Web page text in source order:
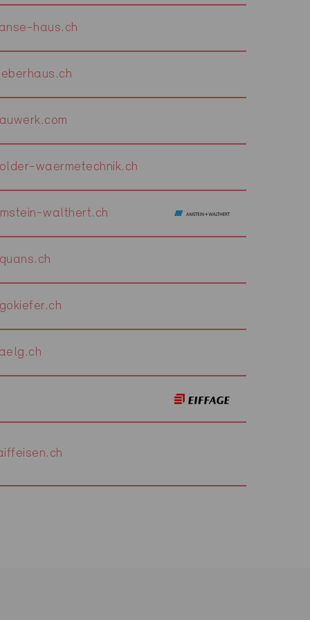
haus.ch
waermetechnik.ch
walthert.ch